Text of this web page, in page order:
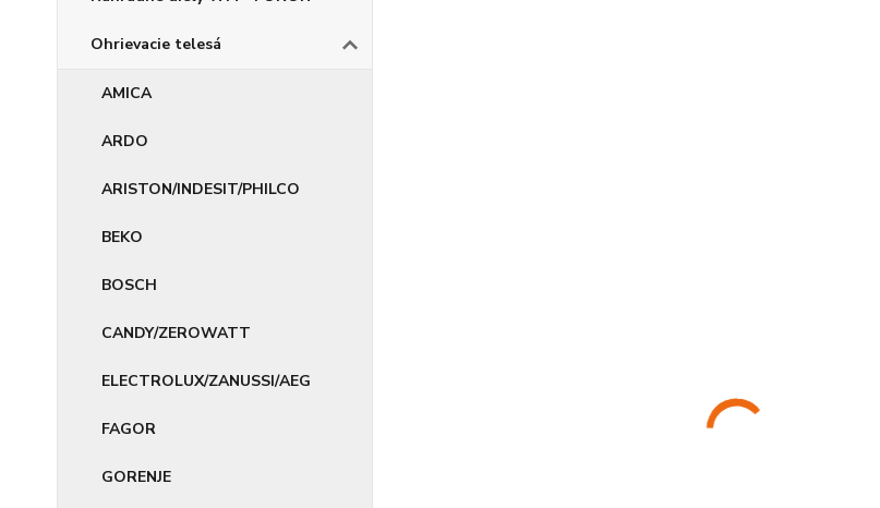
Ohrievacie telesá
AMICA
ARDO
ARISTON/INDESIT/PHILCO
BEKO
BOSCH
CANDY/ZEROWATT
ELECTROLUX/ZANUSSI/AEG
FAGOR
GORENJE